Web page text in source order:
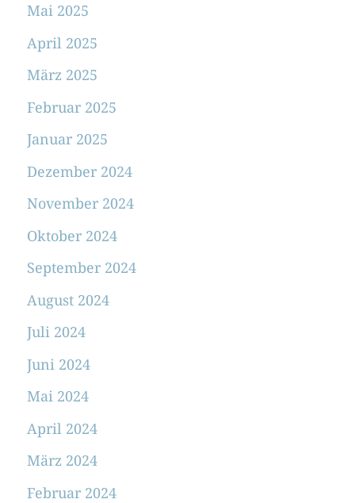
Mai 2025
April 2025
März 2025
Februar 2025
Januar 2025
Dezember 2024
November 2024
Oktober 2024
September 2024
August 2024
Juli 2024
Juni 2024
Mai 2024
April 2024
März 2024
Februar 2024